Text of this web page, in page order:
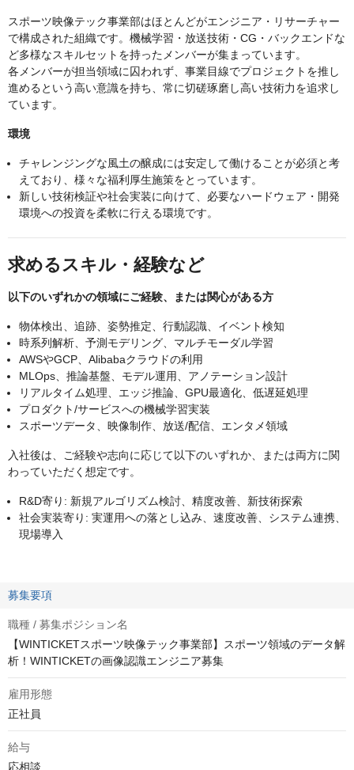
スポーツ映像テック事業部はほとんどがエンジニア・リサーチャー
で構成された組織です。機械学習・放送技術・CG・バックエンドな
ど多様なスキルセットを持ったメンバーが集まっています。
各メンバーが担当領域に囚われず、事業目線でプロジェクトを推し
進めるという高い意識を持ち、常に切磋琢磨し高い技術力を追求し
ています。
環境
チャレンジングな風土の醸成には安定して働けることが必須と考
えており、様々な福利厚生施策をとっています。
新しい技術検証や社会実装に向けて、必要なハードウェア・開発
環境への投資を柔軟に行える環境です。
求めるスキル・経験など
以下のいずれかの領域にご経験、または関心がある方
物体検出、追跡、姿勢推定、行動認識、イベント検知
時系列解析、予測モデリング、マルチモーダル学習
AWSやGCP、Alibabaクラウドの利用
MLOps、推論基盤、モデル運用、アノテーション設計
リアルタイム処理、エッジ推論、GPU最適化、低遅延処理
プロダクト/サービスへの機械学習実装
スポーツデータ、映像制作、放送/配信、エンタメ領域
入社後は、ご経験や志向に応じて以下のいずれか、または両方に関
わっていただく想定です。
R&D寄り: 新規アルゴリズム検討、精度改善、新技術探索
社会実装寄り: 実運用への落とし込み、速度改善、システム連携、
現場導入
募集要項
職種 / 募集ポジション名
【WINTICKETスポーツ映像テック事業部】スポーツ領域のデータ解
析！WINTICKETの画像認識エンジニア募集
雇用形態
正社員
給与
応相談